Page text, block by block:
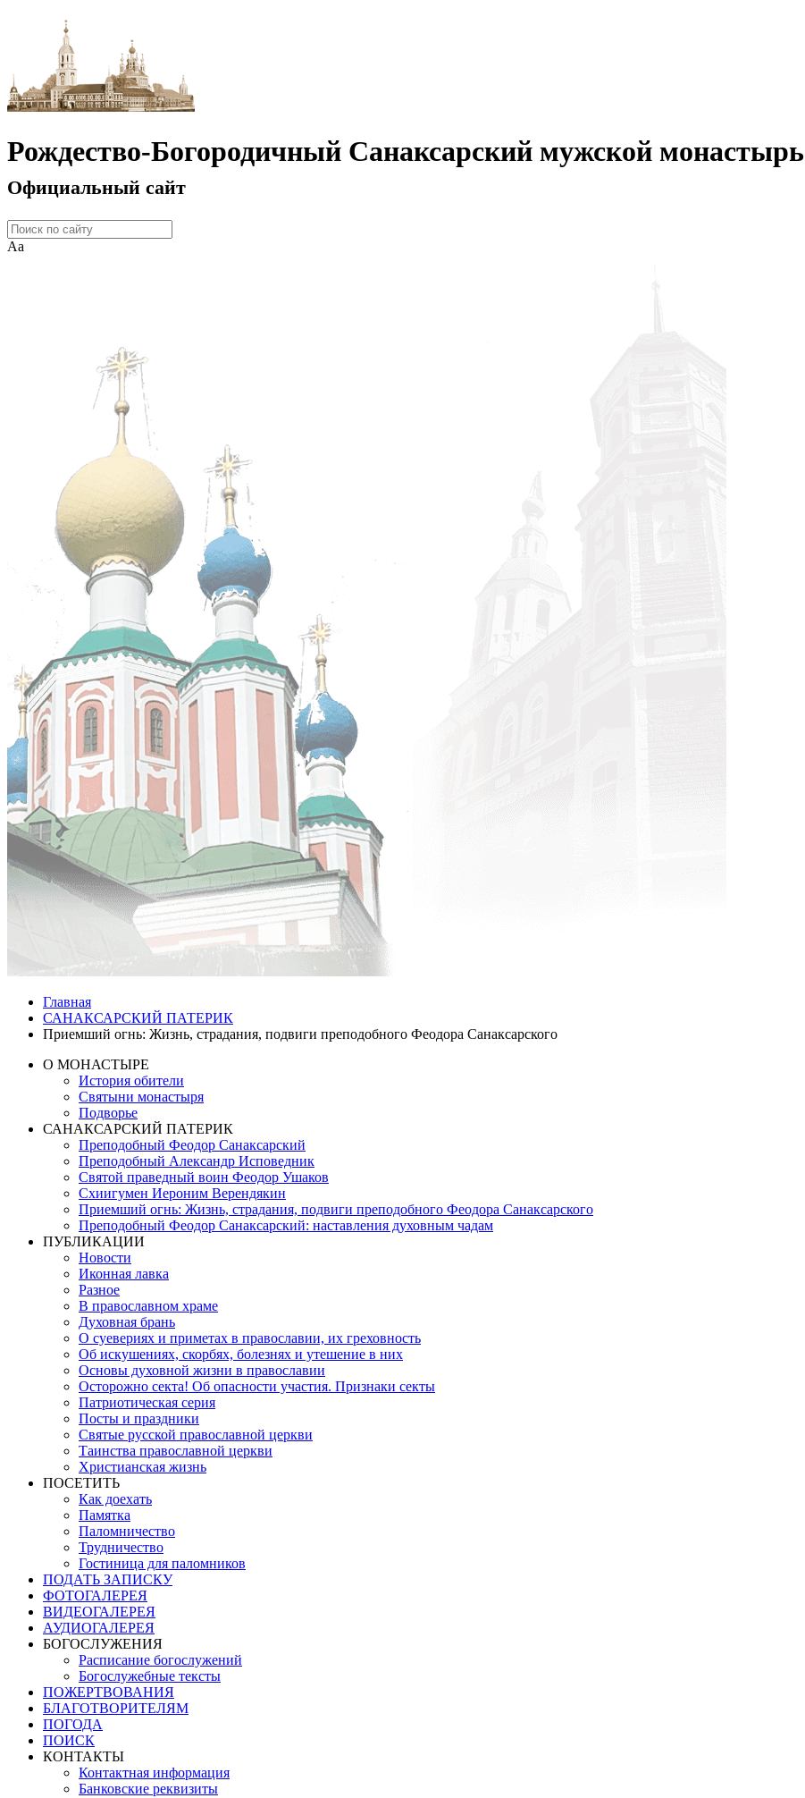
Рождество-Богородичный Санаксарский мужской монастырь
Официальный сайт
Аа
Главная
САНАКСАРСКИЙ ПАТЕРИК
Приемший огнь: Жизнь, страдания, подвиги преподобного Феодора Санаксарского
О МОНАСТЫРЕ
История обители
Святыни монастыря
Подворье
САНАКСАРСКИЙ ПАТЕРИК
Преподобный Феодор Санаксарский
Преподобный Александр Исповедник
Святой праведный воин Феодор Ушаков
Схиигумен Иероним Верендякин
Приемший огнь: Жизнь, страдания, подвиги преподобного Феодора Санаксарского
Преподобный Феодор Санаксарский: наставления духовным чадам
ПУБЛИКАЦИИ
Новости
Иконная лавка
Разное
В православном храме
Духовная брань
О суевериях и приметах в православии, их греховность
Об искушениях, скорбях, болезнях и утешение в них
Основы духовной жизни в православии
Осторожно секта! Об опасности участия. Признаки секты
Патриотическая серия
Посты и праздники
Святые русской православной церкви
Таинства православной церкви
Христианская жизнь
ПОСЕТИТЬ
Как доехать
Памятка
Паломничество
Трудничество
Гостиница для паломников
ПОДАТЬ ЗАПИСКУ
ФОТОГАЛЕРЕЯ
ВИДЕОГАЛЕРЕЯ
АУДИОГАЛЕРЕЯ
БОГОСЛУЖЕНИЯ
Расписание богослужений
Богослужебные тексты
ПОЖЕРТВОВАНИЯ
БЛАГОТВОРИТЕЛЯМ
ПОГОДА
ПОИСК
КОНТАКТЫ
Контактная информация
Банковские реквизиты